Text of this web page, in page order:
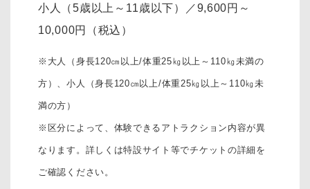
小人（5歳以上～11歳以下）
／9,600円～
10,000円
（税込）
※大人（身長120㎝以上/体重25㎏以上～110㎏未満の
方）、小人（身長120㎝以上/体重25㎏以上～110㎏未
満の方）
※区分によって、体験できるアトラクション内容が異
なります。詳しくは特設サイト等でチケットの詳細を
ご確認ください。